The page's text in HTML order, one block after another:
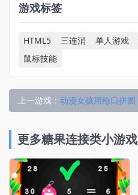
游戏标签
HTML5 三连消 单人游戏
鼠标技能
上一游戏： 动漫女孩用枪口拼图
更多糖果连接类小游戏